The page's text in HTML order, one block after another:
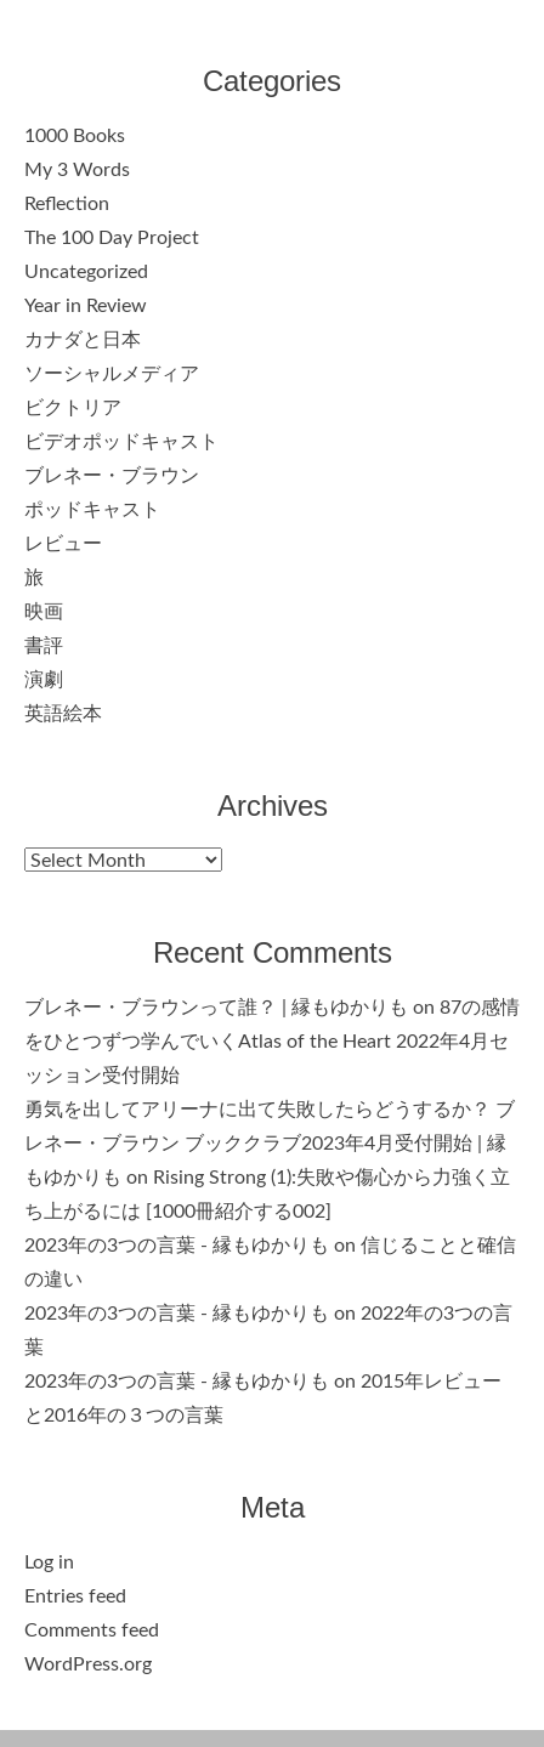
Categories
1000 Books
My 3 Words
Reflection
The 100 Day Project
Uncategorized
Year in Review
カナダと日本
ソーシャルメディア
ビクトリア
ビデオポッドキャスト
ブレネー・ブラウン
ポッドキャスト
レビュー
旅
映画
書評
演劇
英語絵本
Archives
Archives
Recent Comments
ブレネー・ブラウンって誰？ | 縁もゆかりも on 87の感情
をひとつずつ学んでいくAtlas of the Heart 2022年4月セ
ッション受付開始
勇気を出してアリーナに出て失敗したらどうするか？ ブ
レネー・ブラウン ブッククラブ2023年4月受付開始 | 縁
もゆかりも on Rising Strong (1):失敗や傷心から力強く立
ち上がるには [1000冊紹介する002]
2023年の3つの言葉 - 縁もゆかりも on 信じることと確信
の違い
2023年の3つの言葉 - 縁もゆかりも on 2022年の3つの言
葉
2023年の3つの言葉 - 縁もゆかりも on 2015年レビュー
と2016年の３つの言葉
Meta
Log in
Entries feed
Comments feed
WordPress.org